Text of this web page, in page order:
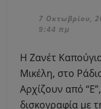
για
7 Οκτωβρίου,
9:44 πμ
Η Ζανέτ Καπούγια μίλησε (4/10/24) στη Μαρκέλλα
Μικέλη, στο
Αρχίζουν από
δισκογραφία με